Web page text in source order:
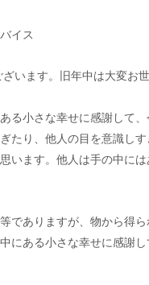
イス
います。旧年中は大変お
る小さな幸せに感謝して
たり、他人の目を意識し
います。他人は手の中に
でありますが、物から得
にある小さな幸せに感謝